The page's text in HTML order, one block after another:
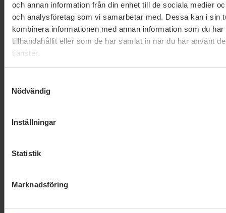
och annan information från din enhet till de sociala medier
och analysföretag som vi samarbetar med. Dessa kan i sin
kombinera informationen med annan information som du har
tillhandahållit eller som de har samlat in när du har använt
tjänster.
Nödvändig
Inställningar
Statistik
Marknadsföring
Läs alla nyheter
Dela denna sida och hjälp oss
att